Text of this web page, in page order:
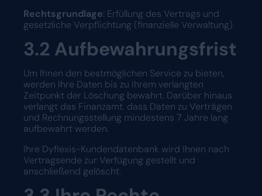
Rechtsgrundlage: Erfüllung des Vertrags und
gesetzliche Verpflichtung (finanzielle Verwaltung).
3.2 Aufbewahrungsfrist
Um Ihnen den bestmöglichen Service zu bieten,
werden Ihre Daten bis zu Ihrem verlangten
Zeitpunkt der Löschung bewahrt. Darüber hinaus
verlangt das Finanzamt. dass Daten zu Verträgen
und Rechnungsstellung mindestens 7 Jahre lang
aufbewahrt werden.
Ihre Dyflexis-Kundendatenbank wird Ihnen nach
Vertragsende zur Verfügung gestellt und
anschließend gelöscht.